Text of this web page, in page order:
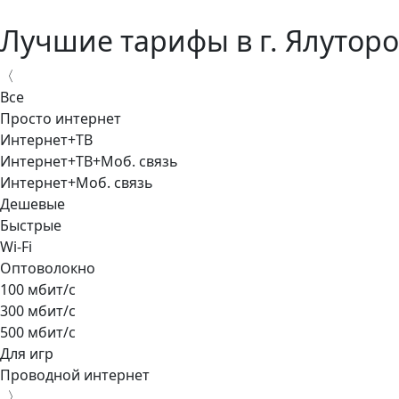
Лучшие тарифы в г.
〈
Все
Просто интернет
Интернет+ТВ
Интернет+ТВ+Моб. связь
Интернет+Моб. связь
Дешевые
Быстрые
Wi-Fi
Оптоволокно
100 мбит/с
300 мбит/с
500 мбит/с
Для игр
Проводной интернет